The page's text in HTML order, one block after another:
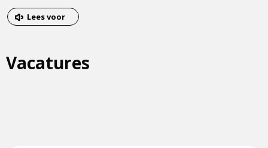
menu:
van
het
Dit
externe
Lees voor
Vacatures